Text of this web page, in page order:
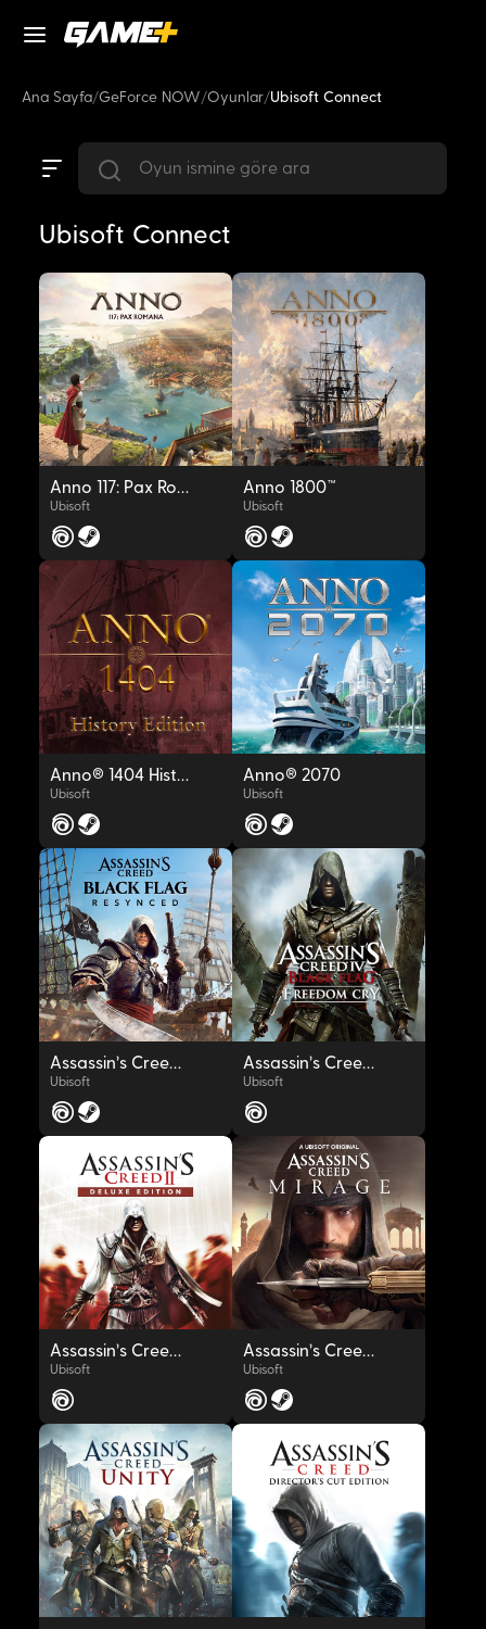
Ana Sayfa/GeForce NOW/Oyunlar/Ubisoft Connect
Ubisoft Connect
OYNAT
Anno 117: Pax Romana
Ubisoft
OYNAT
Anno 1800™
Ubisoft
OYNAT
Anno® 1404 History Edition
Ubisoft
OYNAT
Anno® 2070
Ubisoft
OYNAT
Assassin's Creed Black Flag Resynced
Ubisoft
OYNAT
Assassin's Creed Freedom Cry
Ubisoft
OYNAT
Assassin's Creed® II Deluxe Edition
Ubisoft
OYNAT
Assassin's Creed® Mirage
Ubisoft